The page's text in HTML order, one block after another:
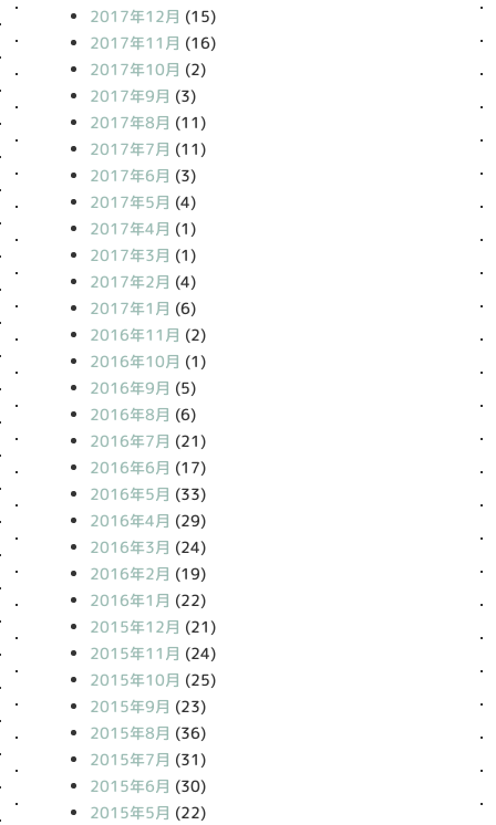
2017年12月 (15)
2017年11月 (16)
2017年10月 (2)
2017年9月 (3)
2017年8月 (11)
2017年7月 (11)
2017年6月 (3)
2017年5月 (4)
2017年4月 (1)
2017年3月 (1)
2017年2月 (4)
2017年1月 (6)
2016年11月 (2)
2016年10月 (1)
2016年9月 (5)
2016年8月 (6)
2016年7月 (21)
2016年6月 (17)
2016年5月 (33)
2016年4月 (29)
2016年3月 (24)
2016年2月 (19)
2016年1月 (22)
2015年12月 (21)
2015年11月 (24)
2015年10月 (25)
2015年9月 (23)
2015年8月 (36)
2015年7月 (31)
2015年6月 (30)
2015年5月 (22)